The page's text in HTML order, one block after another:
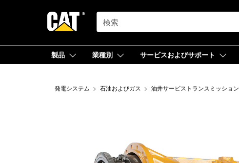
SEARCH
製品 業種別 サービスおよびサポート
発電システム 石油およびガス 油井サービストランスミッション